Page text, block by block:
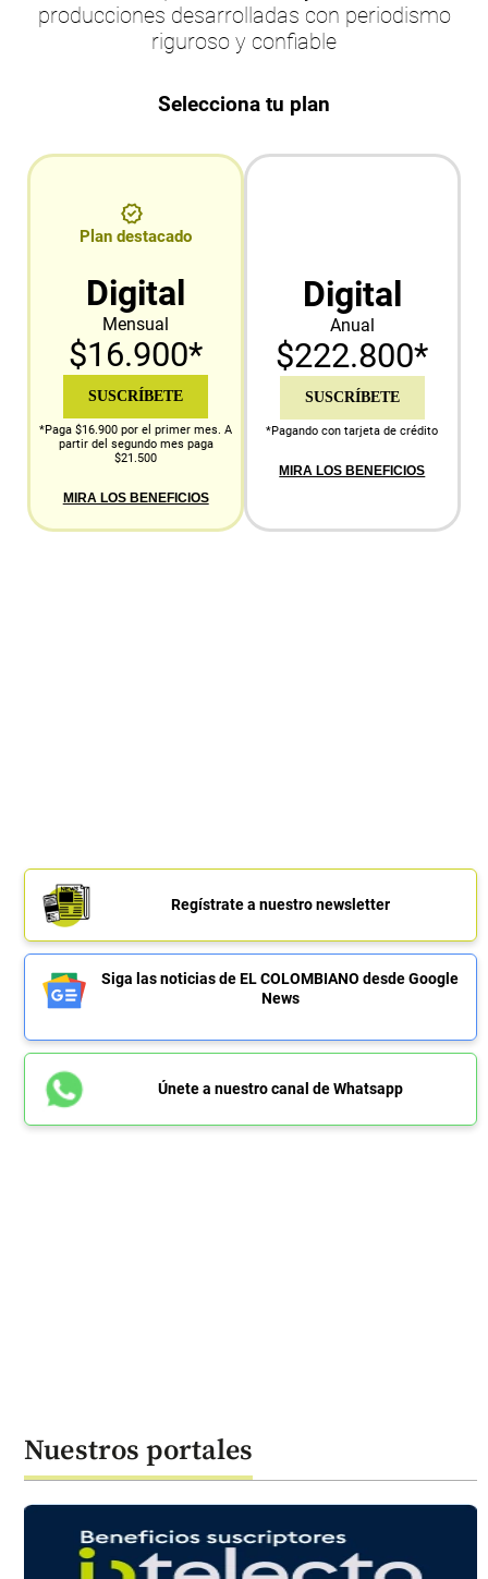
producciones desarrolladas con periodismo
riguroso y confiable
Selecciona tu plan
Plan destacado
Digital
Mensual
$16.900*
SUSCRÍBETE
*Paga $16.900 por el primer mes. A
partir del segundo mes paga
$21.500
MIRA LOS BENEFICIOS
Digital
Anual
$222.800*
SUSCRÍBETE
*Pagando con tarjeta de crédito
MIRA LOS BENEFICIOS
Regístrate a nuestro newsletter
Siga las noticias de EL COLOMBIANO desde Google
News
Únete a nuestro canal de Whatsapp
Nuestros portales